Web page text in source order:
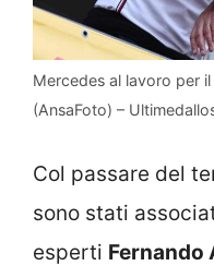
Mercedes al lavoro per
(AnsaFoto) –
Col passare del
sono stati
esperti Fernando